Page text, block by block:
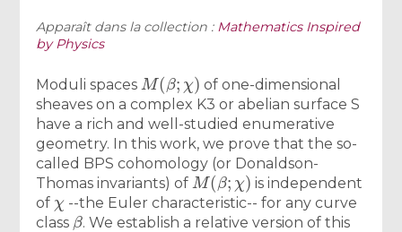
Apparaît dans la collection : Mathematics Inspired
by Physics
Moduli spaces
M(β;χ
of one-dimensional
sheaves on a complex K3 or abelian surface S
have a rich and well-studied enumerative
geometry. In this work, we prove that the so-
called BPS cohomology (or Donaldson-
Thomas invariants) of
M(β;χ )
is independent
of
χ
--the Euler characteristic-- for any curve
class
β
. We establish a relative version of this